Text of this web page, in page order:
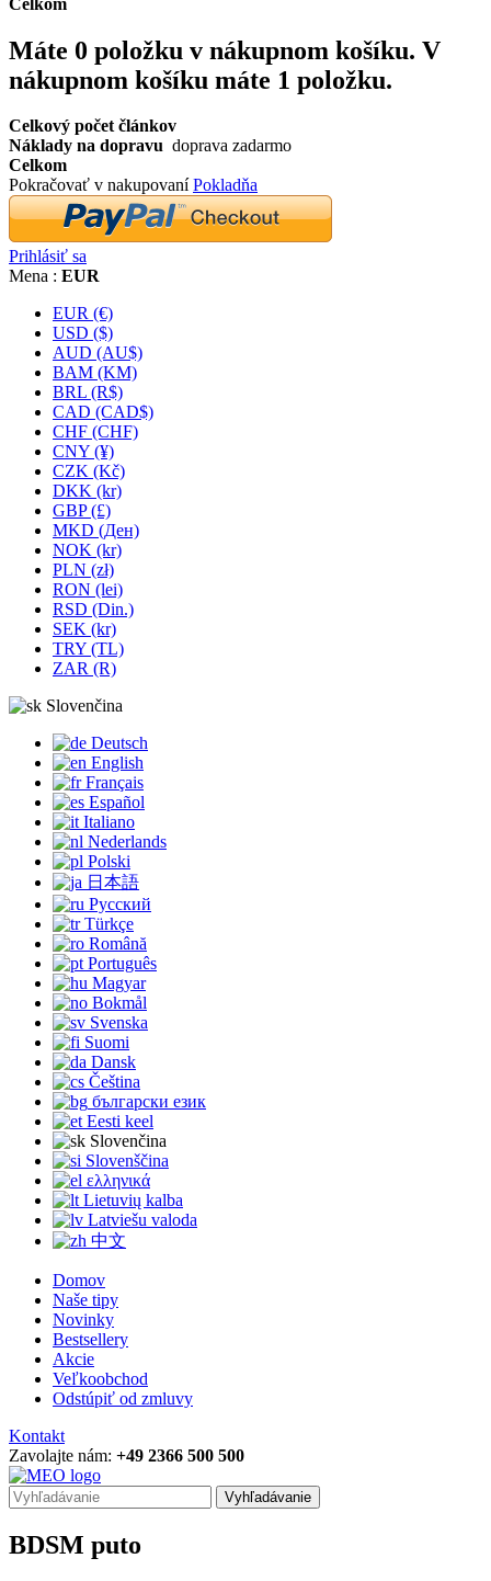
Máte 0 položku v nákupnom košíku. V
nákupnom košíku máte 1 položku.
Celkový počet článkov
Náklady na dopravu doprava zadarmo
Celkom
Pokračovať v nakupovaníPokladňa
Prihlásiť sa
Mena : EUR
EUR (€)
USD ($)
AUD (AU$)
BAM (KM)
BRL (R$)
CAD (CAD$)
CHF (CHF)
CNY (¥)
CZK (Kč)
DKK (kr)
GBP (£)
MKD (Ден)
NOK (kr)
PLN (zł)
RON (lei)
RSD (Din.)
SEK (kr)
TRY (TL)
ZAR (R)
Slovenčina
Deutsch
English
Français
Español
Italiano
Nederlands
Polski
日本語
Русский
Türkçe
Română
Português
Magyar
Bokmål
Svenska
Suomi
Dansk
Čeština
български език
Eesti keel
Slovenčina
Slovenščina
ελληνικά
Lietuvių kalba
Latviešu valoda
中文
Domov
Naše tipy
Novinky
Bestsellery
Akcie
Veľkoobchod
Odstúpiť od zmluvy
Kontakt
Zavolajte nám: +49 2366 500 500
Vyhľadávanie
BDSM puto